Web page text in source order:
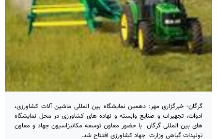
گرگان- خبرگزاری مهر: دهمین نمایشگاه بین المللی ماشین آلات کشاورزی،
ادوات، تجهیرات و صنایع وابسته و نهاده های کشاورزی در محل نمایشگاه
های بین المللی گرگان با حضور معاون توسعه مکانیزاسیون جهاد و معاون
تولیدات گیاهی وزارت جهاد کشاورزی افتتاح شد.